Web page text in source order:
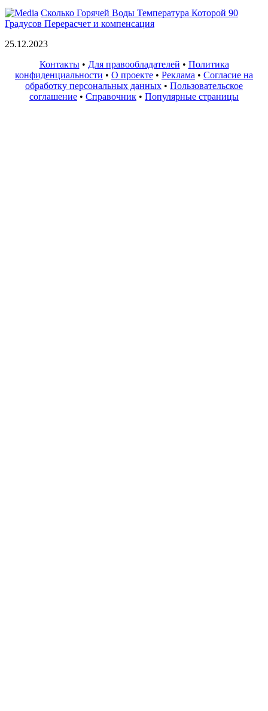
Сколько Горячей Воды Температура Которой 90
Градусов Перерасчет и компенсация
25.12.2023
Контакты• Для правообладателей • Политика
конфиденциальности • О проекте • Реклама • Согласие на
обработку персональных данных • Пользовательское
соглашение • Справочник • Популярные страницы